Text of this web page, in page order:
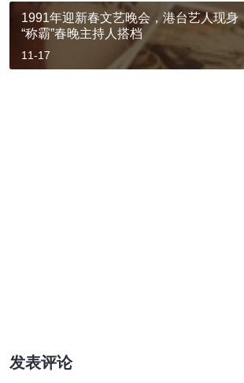
1991年迎新春文艺晚会，港台艺人现身
“称霸”春晚主持人搭档
11-17
发表评论